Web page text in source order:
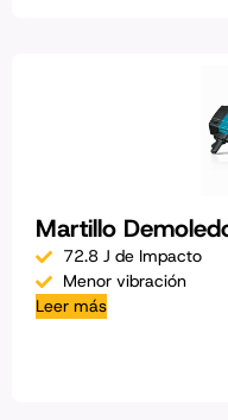
Martillo
72.8 J de Impacto
Menor vibración
Leer más